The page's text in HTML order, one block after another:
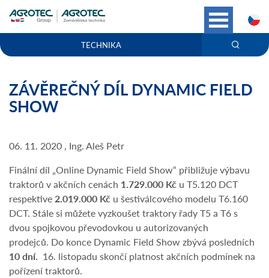
TECHNIKA
ZÁVĚREČNÝ DÍL DYNAMIC FIELD
SHOW
06. 11. 2020 , Ing. Aleš Petr
Finální díl „Online Dynamic Field Show“ přibližuje výbavu
traktorů v akčních cenách 1.729.000 Kč u T5.120 DCT
respektive2.019.000 Kč u šestiválcového modelu T6.160
DCT. Stále si můžete vyzkoušet traktory řady T5 a T6 s
dvou spojkovou převodovkou u autorizovaných
prodejců. Do konce Dynamic Field Show zbývá posledních
10 dní. 16. listopadu skončí platnost akčních podmínek na
pořízení traktorů.